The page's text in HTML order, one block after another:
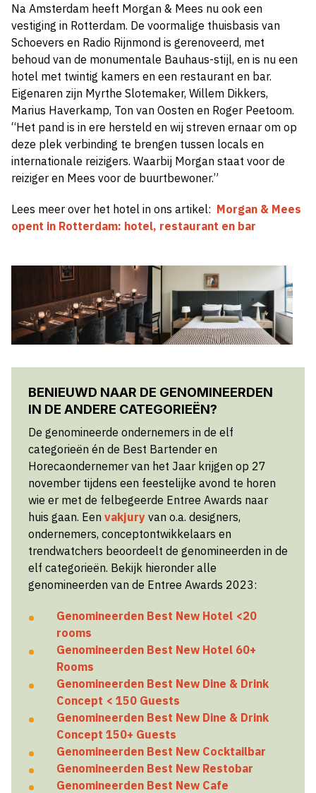
Na Amsterdam heeft Morgan & Mees nu ook een
vestiging in Rotterdam. De voormalige thuisbasis van
Schoevers en Radio Rijnmond is gerenoveerd, met
behoud van de monumentale Bauhaus-stijl, en is nu een
hotel met twintig kamers en een restaurant en bar.
Eigenaren zijn Myrthe Slotemaker, Willem Dikkers,
Marius Haverkamp, Ton van Oosten en Roger Peetoom.
“Het pand is in ere hersteld en wij streven ernaar om op
deze plek verbinding te brengen tussen locals en
internationale reizigers. Waarbij Morgan staat voor de
reiziger en Mees voor de buurtbewoner.”
Lees meer over het hotel in ons artikel: Morgan & Mees
opent in Rotterdam: hotel, restaurant en bar
BENIEUWD NAAR DE GENOMINEERDEN
IN DE ANDERE CATEGORIEËN?
De genomineerde ondernemers in de elf
categorieën én de Best Bartender en
Horecaondernemer van het Jaar krijgen op 27
november tijdens een feestelijke avond te horen
wie er met de felbegeerde Entree Awards naar
huis gaan. Een vakjury van o.a. designers,
ondernemers, conceptontwikkelaars en
trendwatchers beoordeelt de genomineerden in de
elf categorieën. Bekijk hieronder alle
genomineerden van de Entree Awards 2023:
Genomineerden Best New Hotel <20
rooms
Genomineerden Best New Hotel 60+
Rooms
Genomineerden Best New Dine & Drink
Concept < 150 Guests
Genomineerden Best New Dine & Drink
Concept 150+ Guests
Genomineerden Best New Cocktailbar
Genomineerden Best New Restobar
Genomineerden Best New Cafe